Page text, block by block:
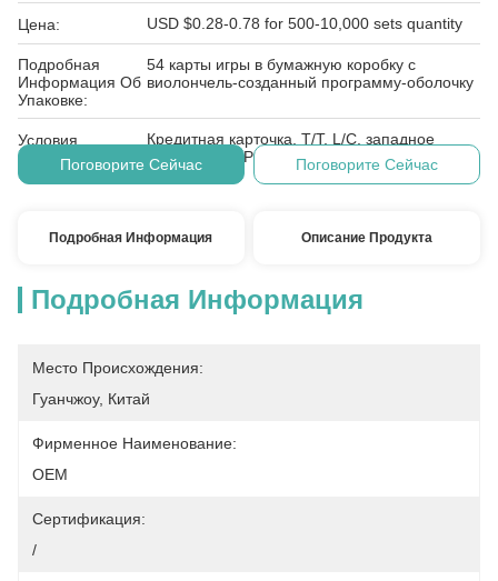
Цена: USD $0.28-0.78 for 500-10,000 sets quantity
Подробная
Информация Об
Упаковке:
54 карты игры в бумажную коробку с
виолончель-созданный программу-оболочку
Условия
Оплаты:
Кредитная карточка, T/T, L/C, западное
соединение, PayPal, E-проверяя, D/A, D/P
Поговорите Сейчас Поговорите Сейчас
Подробная Информация Описание Продукта
Подробная Информация
Место Происхождения:
Гуанчжоу, Китай
Фирменное Наименование:
OEM
Сертификация:
/